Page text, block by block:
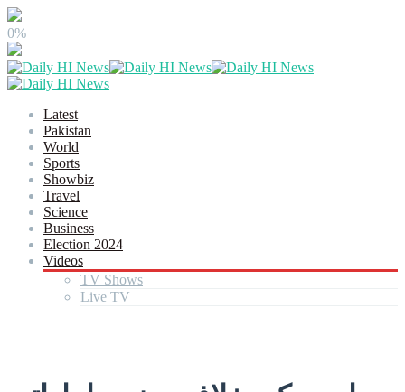
0%
Latest
Pakistan
World
Sports
Showbiz
Travel
Science
Business
Election 2024
Videos
TV Shows
Live TV